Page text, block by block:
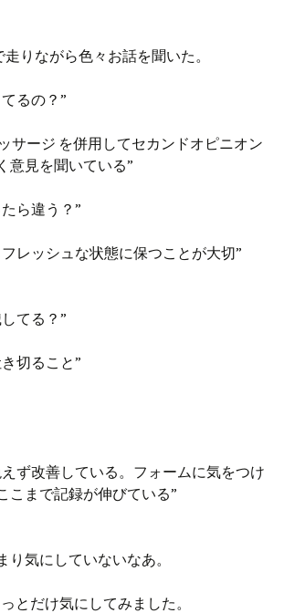
りながら色々お話を聞いた。
るの？”
サージ を併用してセカンドオピニオン
意見を聞いている”
ら違う？”
レッシュな状態に保つことが大切”
てる？”
切ること”
ず改善している。フォームに気をつけ
こまで記録が伸びている”
気にしていないなあ。
とだけ気にしてみました。